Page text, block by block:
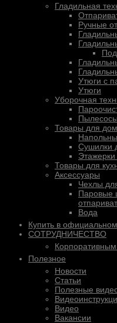
Гладильная
Ручные
Утюги с
Утюги
Уборочная
Пылесосы
Товары для
Сушилки
Товары для
Аксессуары
Чехлы
Паровые
Вода
Купить в
СОТРУДНИЧЕСТВО
Полезное
Новости
Статьи
Полезные
Видео
Вакансии